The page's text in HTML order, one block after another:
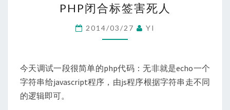
闭
合
标
害
死
PHP闭合标签害死人
2014/03/27 YI
今天调试一段很简单的php代码：无非就是echo一个
字符串给javascript程序，由js程序根据字符串走不同
的逻辑即可。